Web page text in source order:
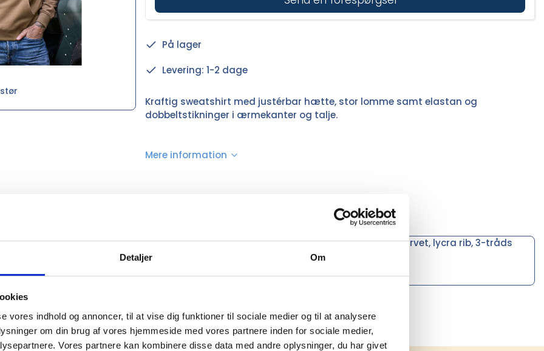
Detaljer Om
vores indhold og annoncer, til at vise dig funktioner til sociale medier og til at analysere
om din brug af vores hjemmeside med vores partnere inden for sociale medier,
Vores partnere kan kombinere disse data med andre oplysninger, du har givet
På lager
Levering: 1-2 dage
Kraftig sweatshirt med justérbar hætte, stor lomme samt elastan og
dobbeltstikninger i ærmekanter og talje.
Mere information
i lækker kvalitet af egyptisk bomuld. Detaljer: dobbeltstikninger, dobbelt indfarvet, lycra rib, 3-tråds
børstet bagside. Materiale: 70% ringspundet bomuld og 30% polyester.